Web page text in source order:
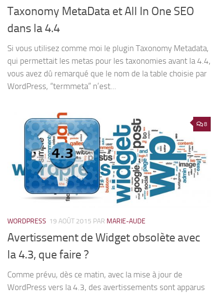
Taxonomy MetaData et All In One SEO
dans la 4.4
Si vous utilisez comme moi le plugin Taxonomy Metadata,
qui permettait les metas pour les taxonomies avant la 4.4,
vous avez dû remarqué que le nom de la table choisie par
WordPress, “termmeta” n’est...
8
WORDPRESS 19 AOÛT 2015 PAR MARIE-AUDE
Avertissement de Widget obsolète avec
la 4.3, que faire ?
Comme prévu, dès ce matin, avec la mise à jour de
WordPress vers la 4.3, des avertissements sont apparus